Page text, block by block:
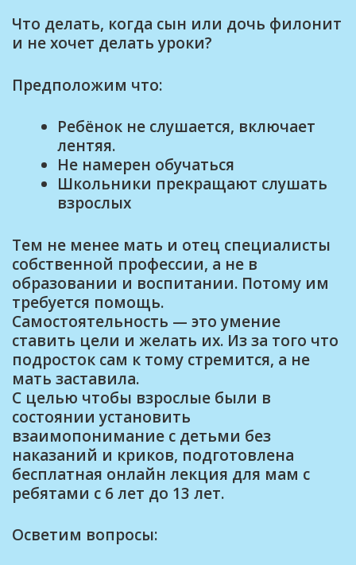
Что делать, когда сын или дочь филонит
и не хочет делать уроки?
Предположим что:
Ребёнок не слушается, включает
лентяя.
Не намерен обучаться
Школьники прекращают слушать
взрослых
Тем не менее мать и отец специалисты
собственной профессии, а не в
образовании и воспитании. Потому им
требуется помощь.
Самостоятельность — это умение
ставить цели и желать их. Из за того что
подросток сам к тому стремится, а не
мать заставила.
С целью чтобы взрослые были в
состоянии установить
взаимопонимание с детьми без
наказаний и криков, подготовлена
бесплатная онлайн лекция для мам с
ребятами с 6 лет до 13 лет.
Осветим вопросы: